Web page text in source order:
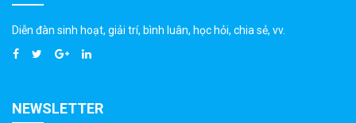
Diễn đàn sinh hoạt, giải trí, bình luân, học hỏi, chia sẻ, vv.
NEWSLETTER